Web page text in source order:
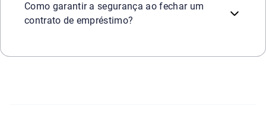
Como garantir a segurança ao fechar um
contrato de empréstimo?